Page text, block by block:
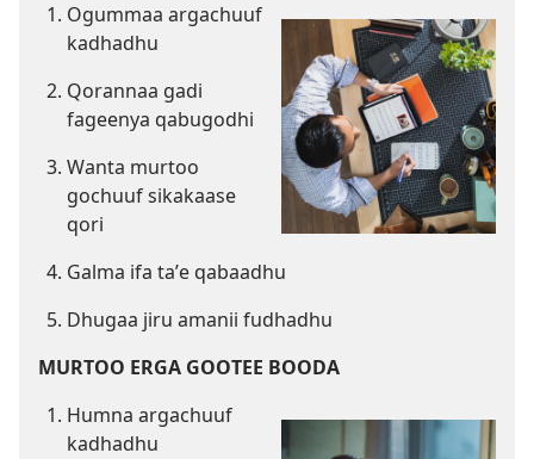
Ogummaa argachuuf
kadhadhu
Qorannaa gadi
fageenya qabugodhi
Wanta murtoo
gochuuf sikakaase
qori
Galma ifa taʼe qabaadhu
Dhugaa jiru amanii fudhadhu
MURTOO ERGA GOOTEE BOODA
Humna argachuuf
kadhadhu